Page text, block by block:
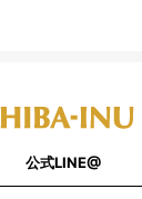
公式LINE@